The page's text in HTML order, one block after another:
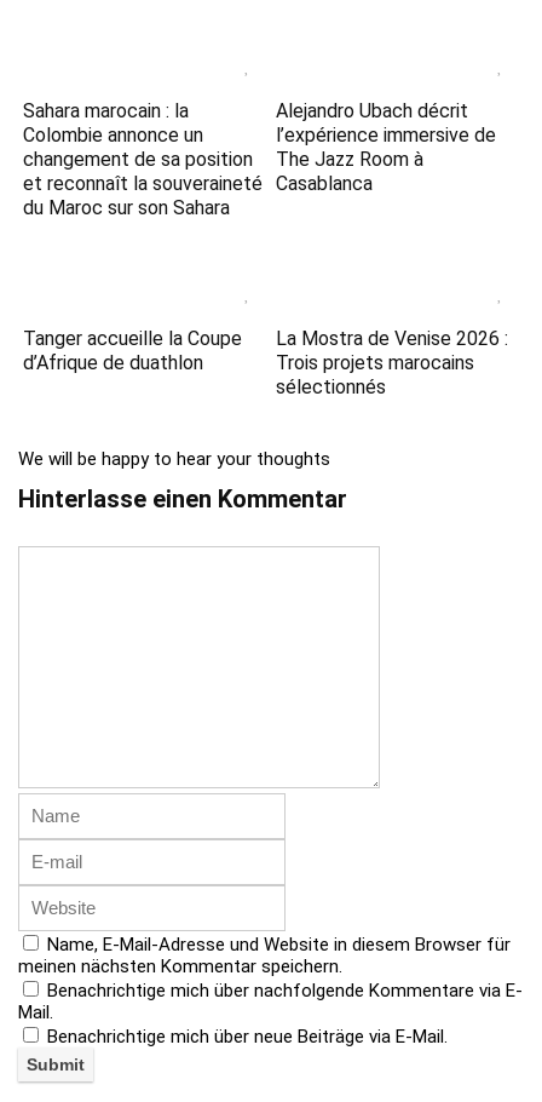
Sahara marocain : la
Colombie annonce un
changement de sa position
et reconnaît la souveraineté
du Maroc sur son Sahara
Alejandro Ubach décrit
l’expérience immersive de
The Jazz Room à
Casablanca
Tanger accueille la Coupe
d’Afrique de duathlon
La Mostra de Venise 2026 :
Trois projets marocains
sélectionnés
We will be happy to hear your thoughts
Hinterlasse einen Kommentar
Name, E-Mail-Adresse und Website in diesem Browser für
meinen nächsten Kommentar speichern.
Benachrichtige mich über nachfolgende Kommentare via E-
Mail.
Benachrichtige mich über neue Beiträge via E-Mail.